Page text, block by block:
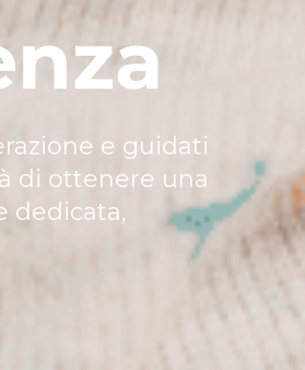
e guidati
di ottenere una
dedicata,